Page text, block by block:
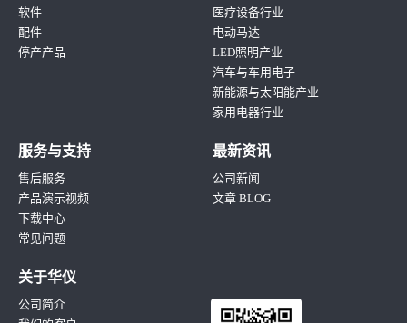
软件
配件
停产产品
医疗设备行业
电动马达
LED照明产业
汽车与车用电子
新能源与太阳能产业
家用电器行业
服务与支持
售后服务
产品演示视频
下载中心
常见问题
最新资讯
公司新闻
文章 BLOG
关于华仪
公司简介